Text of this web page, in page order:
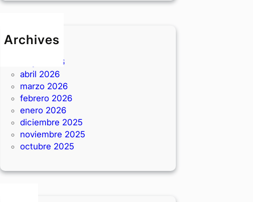
Archives
mayo 2026
abril 2026
marzo 2026
febrero 2026
enero 2026
diciembre 2025
noviembre 2025
octubre 2025